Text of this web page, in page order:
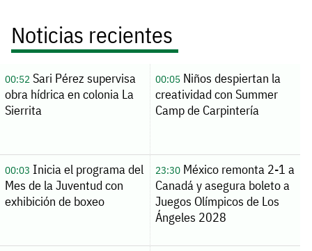
Noticias recientes
00:52Sari Pérez supervisa
obra hídrica en colonia La
Sierrita
00:05Niños despiertan la
creatividad con Summer
Camp de Carpintería
00:03 Inicia el programa del
Mes de la Juventud con
exhibición de boxeo
23:30México remonta 2-1 a
Canadá y asegura boleto a
Juegos Olímpicos de Los
Ángeles 2028